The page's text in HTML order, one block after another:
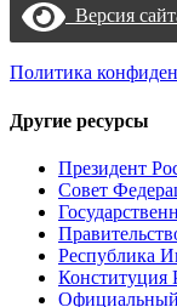
Версия
Политика
Другие ресурсы
Президент
Совет
Республика
Конституция
Официальный